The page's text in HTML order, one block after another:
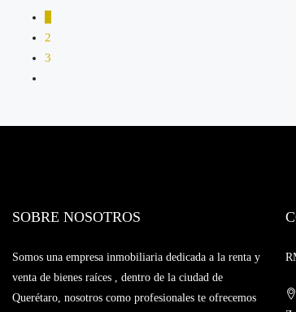
2
3
SOBRE NOSOTROS
Somos una empresa inmobiliaria dedicada a la renta y
venta de bienes raíces , dentro de la ciudad de
Querétaro, nosotros como profesionales te ofrecemos